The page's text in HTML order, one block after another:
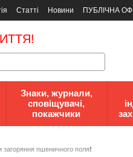
Статті Новини
ПУБЛІЧНА
Знаки, журнали,
сповіщувачі,
покажчики
загоряння пшеничного поля❗️